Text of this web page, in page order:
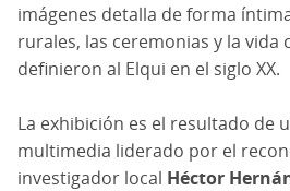
imágenes detalla de forma
rurales, las ceremonias y la vida
definieron al Elqui en el siglo XX.
La exhibición es el resultado de
multimedia liderado por el
investigador local Héctor